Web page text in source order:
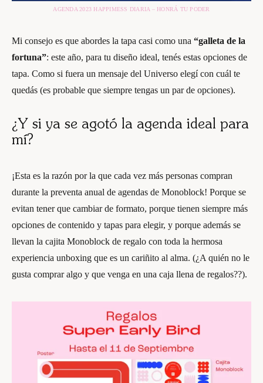
AGENDA 2023 HAPPIMESS DIARIA – HONRÁ TU PODER
Mi consejo es que abordes la tapa casi como una “galleta de la
fortuna”: este año, para tu diseño ideal, tenés estas opciones de
tapa. Como si fuera un mensaje del Universo elegí con cuál te
quedás (es probable que siempre tengas un par de opciones).
¿Y si ya se agotó la agenda ideal para
mí?
¡Esta es la razón por la que cada vez más personas compran
durante la preventa anual de agendas de Monoblock! Porque se
evitan tener que cambiar de formato, porque tienen siempre más
opciones de contenido y tapas para elegir, y porque además se
llevan la cajita Monoblock de regalo con toda la hermosa
experiencia unboxing que es un cariñito al alma. (¿A quién no le
gusta comprar algo y que venga en una caja llena de regalos??).